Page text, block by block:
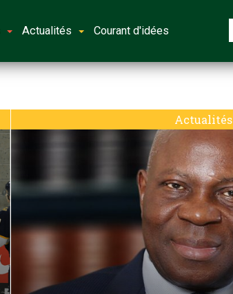
Actualités Courant d'idées
Actualités